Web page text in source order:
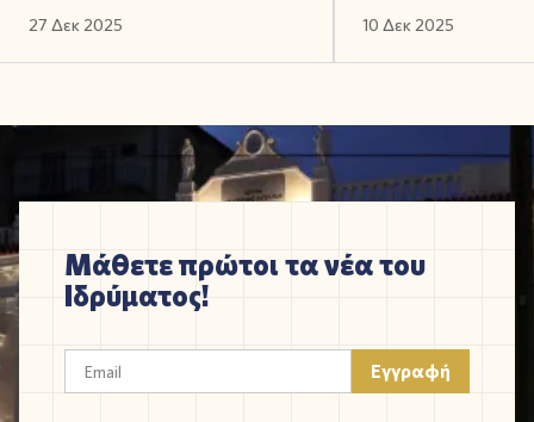
27 Δεκ 2025 10 Δεκ 2025
Μάθετε πρώτοι τα νέα του
Ιδρύματος!